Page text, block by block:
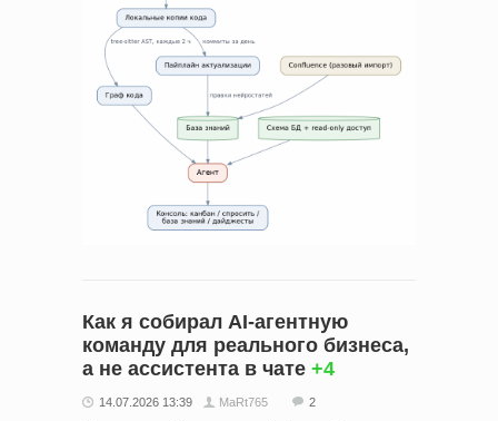
Как я собирал AI-агентную
команду для реального бизнеса,
а не ассистента в чате +4
14.07.2026 13:39 MaRt765 2